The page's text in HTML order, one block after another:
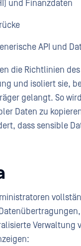
und Finanzdaten
API und
die Richtlinien
und isoliert sie,
gelangt. So
Daten zu
dass sensible
Verwaltung